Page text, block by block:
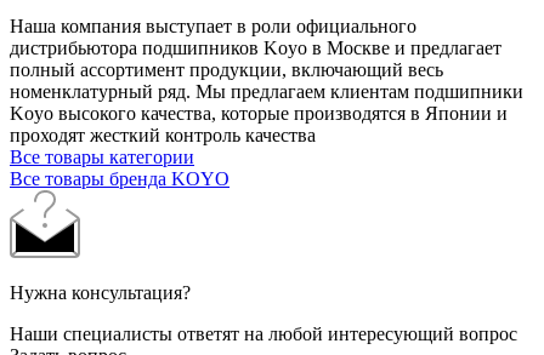
Наша компания выступает в роли официального
дистрибьютора подшипников Koyo в Москве и предлагает
полный ассортимент продукции, включающий весь
номенклатурный ряд. Мы предлагаем клиентам подшипники
Koyo высокого качества, которые производятся в Японии и
проходят жесткий контроль качества
Все товары категории
Все товары бренда KOYO
Нужна консультация?
Наши специалисты ответят на любой интересующий вопрос